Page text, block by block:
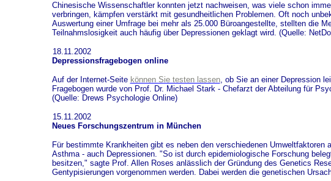
Chinesische Wissenschaftler konnten jetzt nachweisen, was viele schon
verbringen, kämpfen verstärkt mit gesundheitlichen Problemen. Oft noch
Auswertung einer Umfrage bei mehr als 25.000 Büroangestellte, stellten die
Teilnahmslosigkeit auch häufig über Depressionen geklagt wird. (Quelle:
18.11.2002
Depressionsfragebogen online
Auf der Internet-Seite können Sie testen lassen, ob Sie an einer Depression
Fragebogen wurde von Prof. Dr. Michael Stark - Chefarzt der Abteilung für
(Quelle: Drews Psychologie Online)
15.11.2002
Neues Forschungszentrum in München
Für bestimmte Krankheiten gibt es neben den verschiedenen
Asthma - auch Depressionen. "So ist durch epidemiologische Forschung
besitzen," sagte Prof. Allen Roses anlässlich der Gründung des Genetics
Gentypisierungen vorgenommen werden. Dabei werden die genetischen